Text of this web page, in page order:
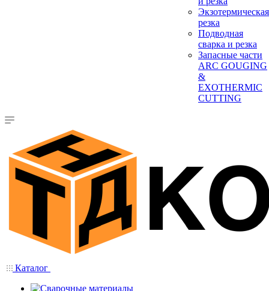
Экзотермическая
резка
Подводная
сварка и резка
Запасные части
ARC GOUGING
&
EXOTHERMIC
CUTTING
Каталог